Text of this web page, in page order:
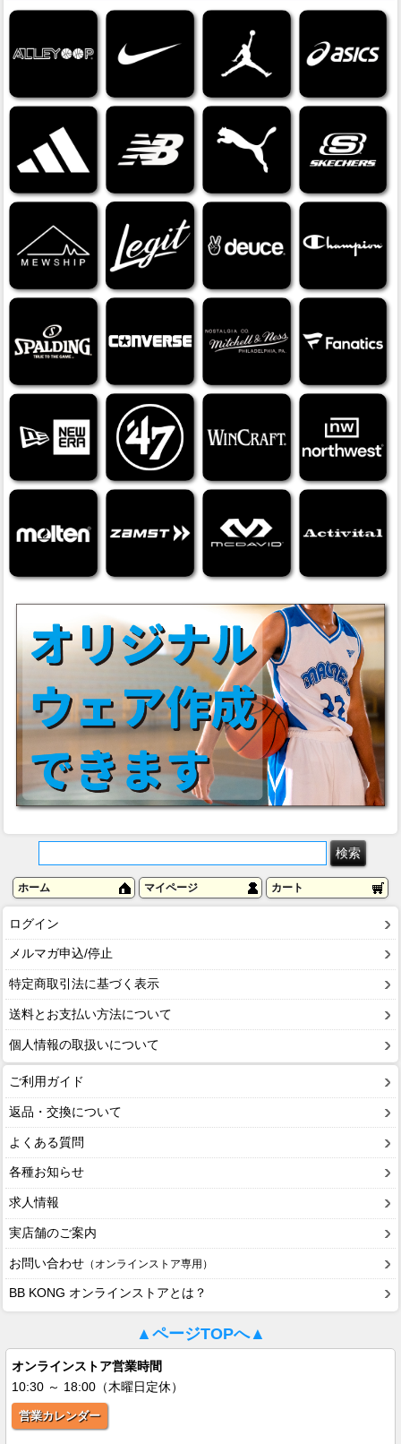
ホーム マイページ カート
ログイン
メルマガ申込/停止
特定商取引法に基づく表示
送料とお支払い方法について
個人情報の取扱いについて
ご利用ガイド
返品・交換について
よくある質問
各種お知らせ
求人情報
実店舗のご案内
お問い合わせ （オンラインストア専用）
BB KONG オンラインストアとは？
▲ページTOPへ▲
オンラインストア営業時間
10:30 ～ 18:00（木曜日定休）
営業カレンダー